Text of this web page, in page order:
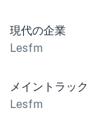
現代の企業
Lesfm
メイントラック
Lesfm